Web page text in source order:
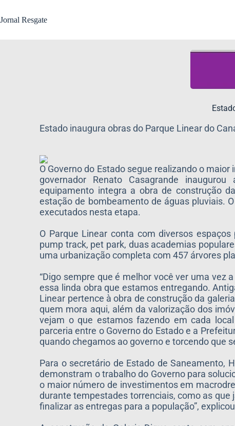
Jornal Resgate
Estado inaugura obras do Parque Linear do
O Governo do Estado segue realizando o
governador Renato Casagrande
equipamento integra a obra de construção
estação de bombeamento de águas pluviais.
executados nesta etapa.
O Parque Linear conta com diversos
pump track, pet park, duas academias
uma urbanização completa com 457 árvores
“Digo sempre que é melhor você ver uma vez
essa linda obra que estamos entregando.
Linear pertence à obra de construção da
quem mora aqui, além da valorização dos
vejam o que estamos fazendo em cada
parceria entre o Governo do Estado e a
quando chegamos ao governo e torcendo que
Para o secretário de Estado de Saneamento,
demonstram o trabalho do Governo para
o maior número de investimentos em
durante tempestades torrenciais, como as
finalizar as entregas para a população”,